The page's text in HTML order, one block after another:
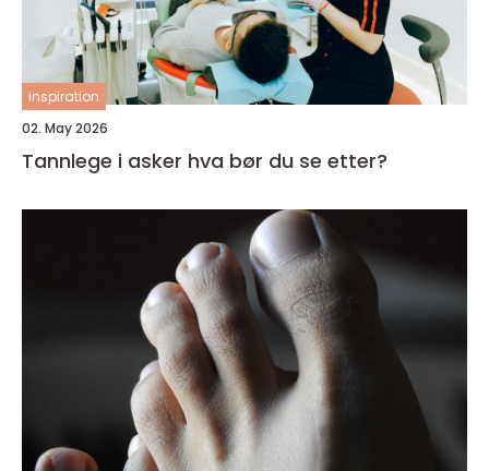
inspiration
02. May 2026
Tannlege i asker hva bør du se etter?